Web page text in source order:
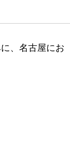
、名古屋にお